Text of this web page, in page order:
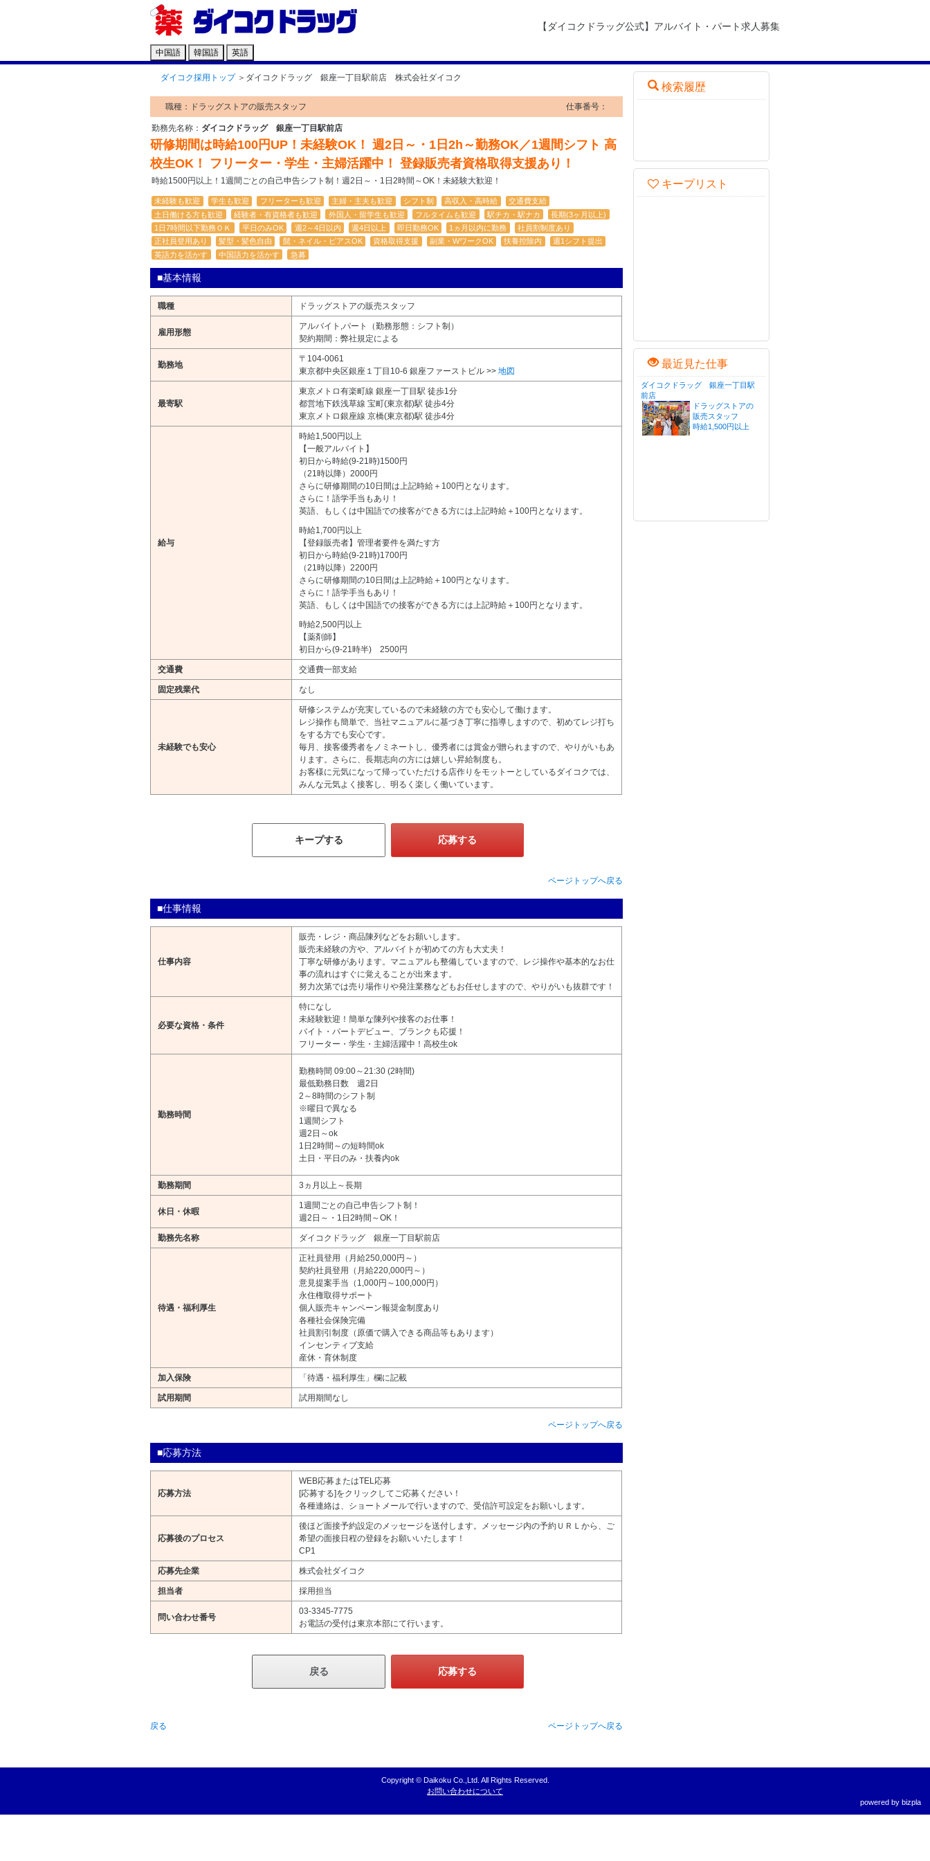
【ダイコクドラッグ公式】アルバイト・パート求人募集
中国語 韓国語 英語
ダイコク採用トップ ＞ ダイコクドラッグ 銀座一丁目駅前店 株式会社ダイコク
職種：ドラッグストアの販売スタッフ 仕事番号：
勤務先名称： ダイコクドラッグ 銀座一丁目駅前店
研修期間は時給100円UP！未経験OK！ 週2日～・1日2h～勤務OK／1週間シフト 高
校生OK！ フリーター・学生・主婦活躍中！ 登録販売者資格取得支援あり！
時給1500円以上！1週間ごとの自己申告シフト制！週2日～・1日2時間～OK！未経験大歓迎！
未経験も歓迎 学生も歓迎 フリーターも歓迎 主婦・主夫も歓迎 シフト制 高収入・高時給
交通費支給
土日働ける方も歓迎
経験者・有資格者も歓迎 外国人・留学生も歓迎 フルタイムも歓迎 駅チカ・駅ナカ
長期(3ヶ月以上)
1日7時間以下勤務ＯＫ
平日のみOK 週2～4日以内 週4日以上 即日勤務OK 1ヵ月以内に勤務
社員割制度あり
正社員登用あり
髪型・髪色自由 髭・ネイル・ピアスOK 資格取得支援 副業・WワークOK 扶養控除内
週1シフト提出
英語力を活かす
中国語力を活かす 急募
■基本情報
職種 ドラッグストアの販売スタッフ
雇用形態
アルバイト,パート（勤務形態：シフト制）
契約期間：弊社規定による
勤務地
〒104-0061
東京都中央区銀座１丁目10-6 銀座ファーストビル >> 地図
最寄駅
東京メトロ有楽町線 銀座一丁目駅 徒歩1分
都営地下鉄浅草線 宝町(東京都)駅 徒歩4分
東京メトロ銀座線 京橋(東京都)駅 徒歩4分
給与
時給1,500円以上
【一般アルバイト】
初日から時給(9-21時)1500円
（21時以降）2000円
さらに研修期間の10日間は上記時給＋100円となります。
さらに！語学手当もあり！
英語、もしくは中国語での接客ができる方には上記時給＋100円となります。
時給1,700円以上
【登録販売者】管理者要件を満たす方
初日から時給(9-21時)1700円
（21時以降）2200円
さらに研修期間の10日間は上記時給＋100円となります。
さらに！語学手当もあり！
英語、もしくは中国語での接客ができる方には上記時給＋100円となります。
時給2,500円以上
【薬剤師】
初日から(9-21時半) 2500円
交通費 交通費一部支給
固定残業代 なし
未経験でも安心
研修システムが充実しているので未経験の方でも安心して働けます。
レジ操作も簡単で、当社マニュアルに基づき丁寧に指導しますので、初めてレジ打ち
をする方でも安心です。
毎月、接客優秀者をノミネートし、優秀者には賞金が贈られますので、やりがいもあ
ります。さらに、長期志向の方には嬉しい昇給制度も。
お客様に元気になって帰っていただける店作りをモットーとしているダイコクでは、
みんな元気よく接客し、明るく楽しく働いています。
キープする 応募する
ページトップへ戻る
■仕事情報
仕事内容
販売・レジ・商品陳列などをお願いします。
販売未経験の方や、アルバイトが初めての方も大丈夫！
丁寧な研修があります。マニュアルも整備していますので、レジ操作や基本的なお仕
事の流れはすぐに覚えることが出来ます。
努力次第では売り場作りや発注業務などもお任せしますので、やりがいも抜群です！
必要な資格・条件
特になし
未経験歓迎！簡単な陳列や接客のお仕事！
バイト・パートデビュー、ブランクも応援！
フリーター・学生・主婦活躍中！高校生ok
勤務時間
勤務時間 09:00～21:30 (2時間)
最低勤務日数 週2日
2～8時間のシフト制
※曜日で異なる
1週間シフト
週2日～ok
1日2時間～の短時間ok
土日・平日のみ・扶養内ok
勤務期間 3ヵ月以上～長期
休日・休暇
1週間ごとの自己申告シフト制！
週2日～・1日2時間～OK！
勤務先名称 ダイコクドラッグ 銀座一丁目駅前店
待遇・福利厚生
正社員登用（月給250,000円～）
契約社員登用（月給220,000円～）
意見提案手当（1,000円～100,000円）
永住権取得サポート
個人販売キャンペーン報奨金制度あり
各種社会保険完備
社員割引制度（原価で購入できる商品等もあります）
インセンティブ支給
産休・育休制度
加入保険 「待遇・福利厚生」欄に記載
試用期間 試用期間なし
ページトップへ戻る
■応募方法
応募方法
WEB応募またはTEL応募
[応募する]をクリックしてご応募ください！
各種連絡は、ショートメールで行いますので、受信許可設定をお願いします。
応募後のプロセス
後ほど面接予約設定のメッセージを送付します。メッセージ内の予約ＵＲＬから、ご
希望の面接日程の登録をお願いいたします！
CP1
応募先企業 株式会社ダイコク
担当者 採用担当
問い合わせ番号
03-3345-7775
お電話の受付は東京本部にて行います。
戻る 応募する
戻る ページトップへ戻る
検索履歴
キープリスト
最近見た仕事
ダイコクドラッグ 銀座一丁目駅
前店
ドラッグストアの
販売スタッフ
時給1,500円以上
Copyright © Daikoku Co.,Ltd. All Rights Reserved.
お問い合わせについて
powered by bizpla